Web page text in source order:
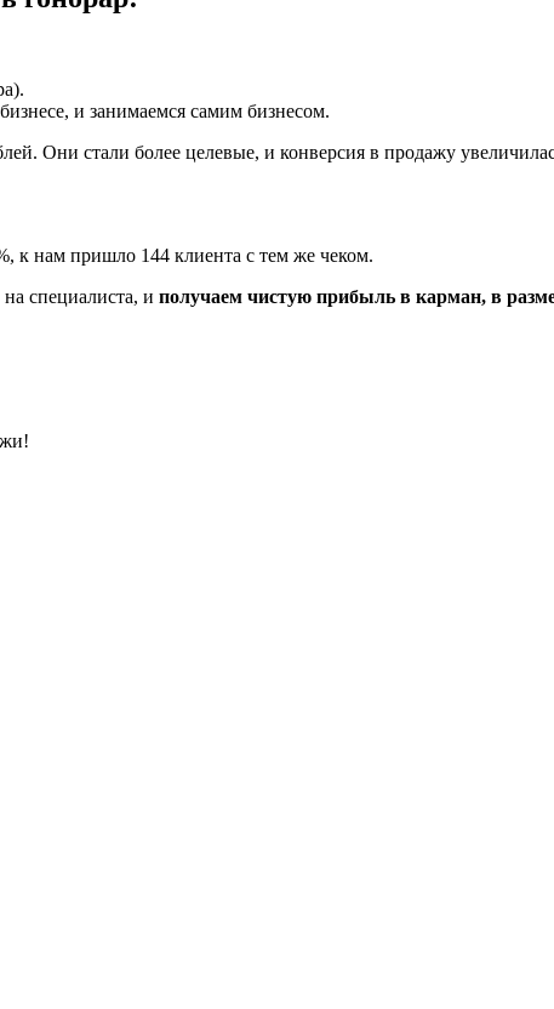
и занимаемся самим бизнесом.
Они стали более целевые, и конверсия в продажу
к нам пришло 144 клиента с тем же чеком.
специалиста, и получаем чистую прибыль в карман, в